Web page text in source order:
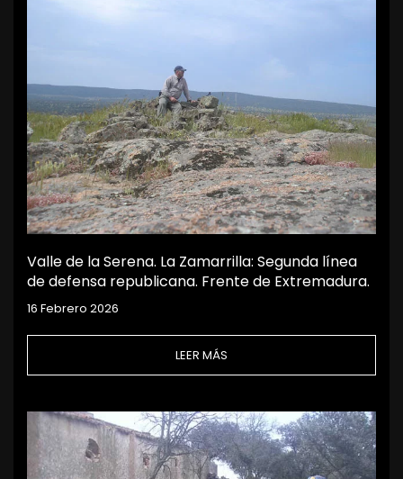
Valle de la Serena. La Zamarrilla: Segunda línea
de defensa republicana. Frente de Extremadura.
16 Febrero 2026
LEER MÁS